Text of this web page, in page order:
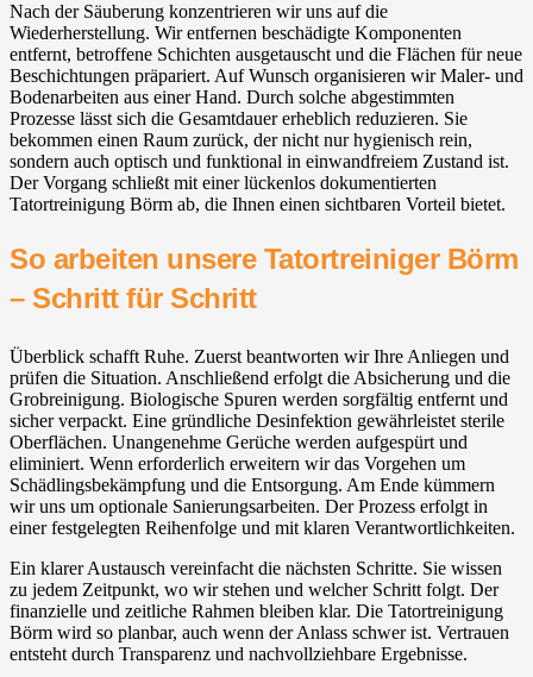
Nach der Säuberung konzentrieren wir uns auf die
Wiederherstellung. Wir entfernen beschädigte Komponenten
entfernt, betroffene Schichten ausgetauscht und die Flächen für neue
Beschichtungen präpariert. Auf Wunsch organisieren wir Maler- und
Bodenarbeiten aus einer Hand. Durch solche abgestimmten
Prozesse lässt sich die Gesamtdauer erheblich reduzieren. Sie
bekommen einen Raum zurück, der nicht nur hygienisch rein,
sondern auch optisch und funktional in einwandfreiem Zustand ist.
Der Vorgang schließt mit einer lückenlos dokumentierten
Tatortreinigung Börm ab, die Ihnen einen sichtbaren Vorteil bietet.
So arbeiten unsere Tatortreiniger Börm
– Schritt für Schritt
Überblick schafft Ruhe. Zuerst beantworten wir Ihre Anliegen und
prüfen die Situation. Anschließend erfolgt die Absicherung und die
Grobreinigung. Biologische Spuren werden sorgfältig entfernt und
sicher verpackt. Eine gründliche Desinfektion gewährleistet sterile
Oberflächen. Unangenehme Gerüche werden aufgespürt und
eliminiert. Wenn erforderlich erweitern wir das Vorgehen um
Schädlingsbekämpfung und die Entsorgung. Am Ende kümmern
wir uns um optionale Sanierungsarbeiten. Der Prozess erfolgt in
einer festgelegten Reihenfolge und mit klaren Verantwortlichkeiten.
Ein klarer Austausch vereinfacht die nächsten Schritte. Sie wissen
zu jedem Zeitpunkt, wo wir stehen und welcher Schritt folgt. Der
finanzielle und zeitliche Rahmen bleiben klar. Die Tatortreinigung
Börm wird so planbar, auch wenn der Anlass schwer ist. Vertrauen
entsteht durch Transparenz und nachvollziehbare Ergebnisse.